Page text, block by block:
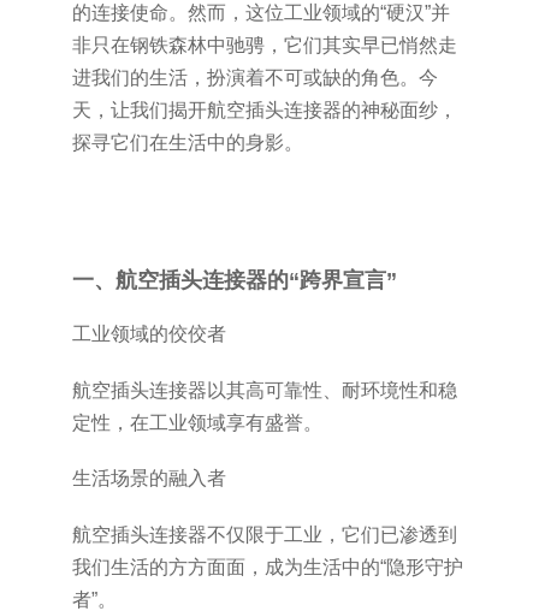
的连接使命。然而，这位工业领域的“硬汉”并
非只在钢铁森林中驰骋，它们其实早已悄然走
进我们的生活，扮演着不可或缺的角色。今
天，让我们揭开航空插头连接器的神秘面纱，
探寻它们在生活中的身影。
一、航空插头连接器的“跨界宣言”
工业领域的佼佼者
航空插头连接器以其高可靠性、耐环境性和稳
定性，在工业领域享有盛誉。
生活场景的融入者
航空插头连接器不仅限于工业，它们已渗透到
我们生活的方方面面，成为生活中的“隐形守护
者”。